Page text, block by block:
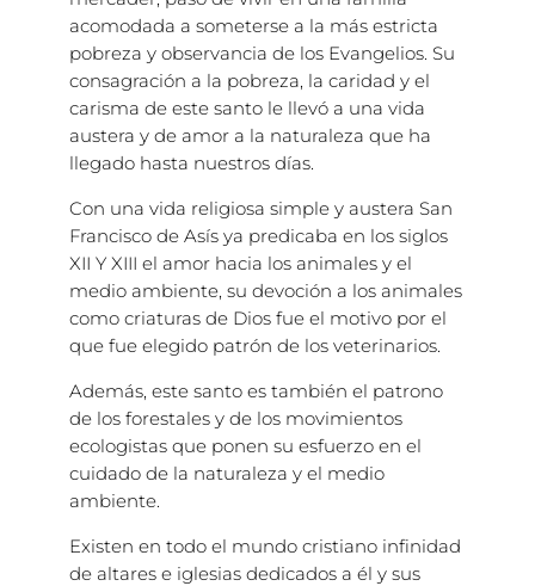
acomodada a someterse a la más estricta
pobreza y observancia de los Evangelios. Su
consagración a la pobreza, la caridad y el
carisma de este santo le llevó a una vida
austera y de amor a la naturaleza que ha
llegado hasta nuestros días.
Con una vida religiosa simple y austera San
Francisco de Asís ya predicaba en los siglos
XII Y XIII el amor hacia los animales y el
medio ambiente, su devoción a los animales
como criaturas de Dios fue el motivo por el
que fue elegido patrón de los veterinarios.
Además, este santo es también el patrono
de los forestales y de los movimientos
ecologistas que ponen su esfuerzo en el
cuidado de la naturaleza y el medio
ambiente.
Existen en todo el mundo cristiano infinidad
de altares e iglesias dedicados a él y sus